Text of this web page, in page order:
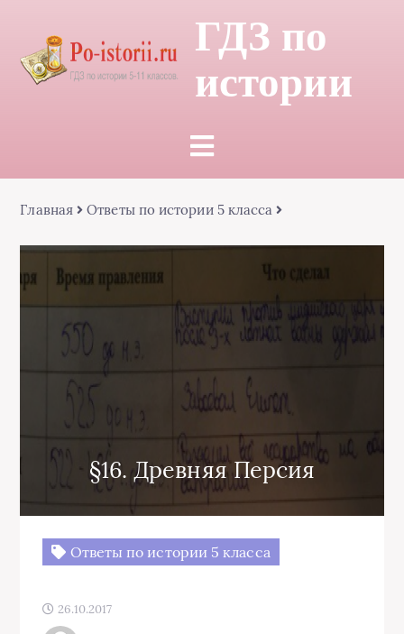
ГДЗ по
истории
Главная Ответы по истории 5 класса
§16. Древняя Персия
Ответы по истории 5 класса
26.10.2017